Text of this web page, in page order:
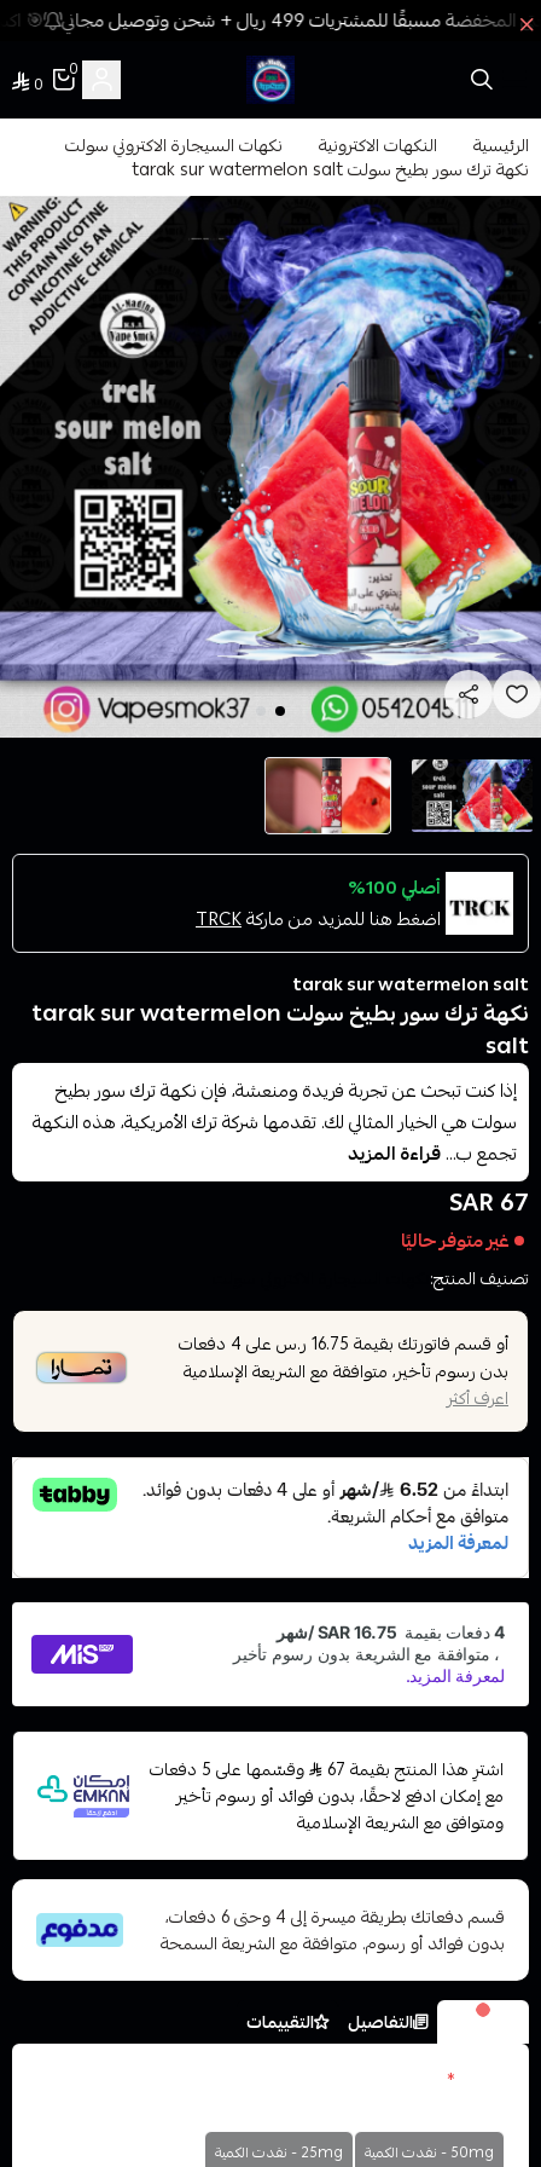
🎯
فيب المدينة
0
0
الرئيسية النكهات الاكترونية نكهات السيجارة الاكتروني سولت
نكهة ترك سور بطيخ سولت tarak sur watermelon salt
أصلي 100%
اضغط هنا للمزيد من ماركةTRCK
tarak sur watermelon salt
نكهة ترك سور بطيخ سولت tarak sur watermelon
salt
إذا كنت تبحث عن تجربة فريدة ومنعشة، فإن نكهة ترك سور بطيخ
سولت هي الخيار المثالي لك. تقدمها شركة ترك الأمريكية، هذه النكهة
تجمع ب...قراءة المزيد
67 SAR
غير متوفر حاليًا
تصنيف المنتج:
أو قسم فاتورتك بقيمة 16.75 ر.س على4 دفعات
بدون رسوم تأخير، متوافقة مع الشريعة الإسلامية
اعرف أكثر
اشترِ هذا المنتج بقيمة 67
وقسّمها على 5 دفعات
مع إمكان ادفع لاحقًا، بدون فوائد أو رسوم تأخير
ومتوافق مع الشريعة الإسلامية
قسم دفعاتك بطريقة ميسرة إلى 4 وحتى 6 دفعات،
بدون فوائد أو رسوم. متوافقة مع الشريعة السمحة
الخيارات التفاصيل
التقييمات
*
50mg - نفدت الكمية 25mg - نفدت الكمية